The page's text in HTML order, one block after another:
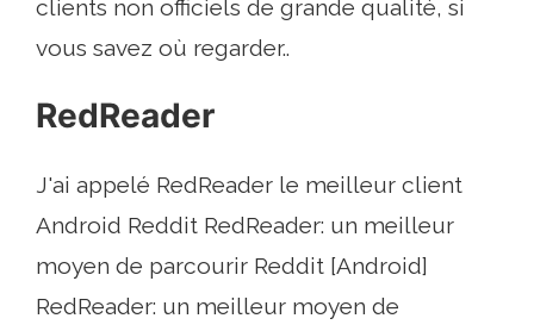
clients non officiels de grande qualité, si
vous savez où regarder..
RedReader
J'ai appelé RedReader le meilleur client
Android Reddit RedReader: un meilleur
moyen de parcourir Reddit [Android]
RedReader: un meilleur moyen de